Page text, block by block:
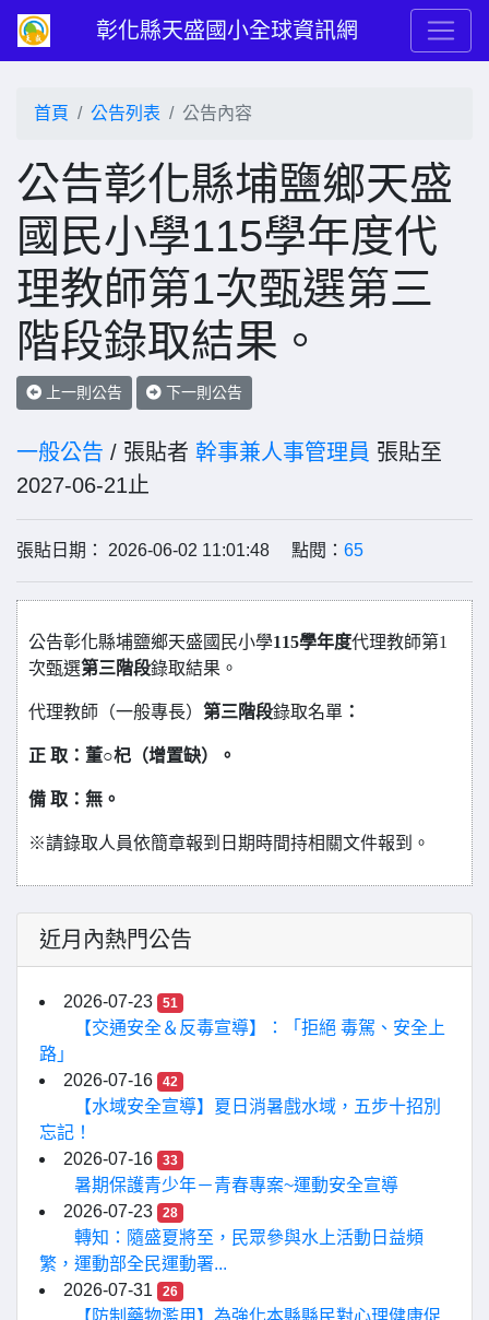
彰化縣天盛國小全球資訊網
首頁 公告列表 公告內容
公告彰化縣埔鹽鄉天盛
國民小學115學年度代
理教師第1次甄選第三
階段錄取結果。
上一則公告 下一則公告
一般公告 / 張貼者 幹事兼人事管理員 張貼至
2027-06-21止
張貼日期： 2026-06-02 11:01:48 點閱： 65
公告彰化縣埔鹽鄉天盛國民小學115學年度代理教師第1
次甄選第三階段錄取結果。
代理教師（一般專長） 第三階段錄取名單 ：
正 取：董○杞（增置缺）。
備 取：無。
※請錄取人員依簡章報到日期時間持相關文件報到。
近月內熱門公告
2026-07-23 51
【交通安全＆反毒宣導】：「拒絕 毒駕、安全上
路」
2026-07-16
42
【水域安全宣導】夏日消暑戲水域，五步十招別
忘記！
2026-07-16
33
暑期保護青少年－青春專案~運動安全宣導
2026-07-23
28
轉知：隨盛夏將至，民眾參與水上活動日益頻
繁，運動部全民運動署...
2026-07-31
26
【防制藥物濫用】為強化本縣縣民對心理健康促